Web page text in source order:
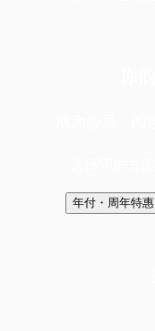
年付・周年特惠